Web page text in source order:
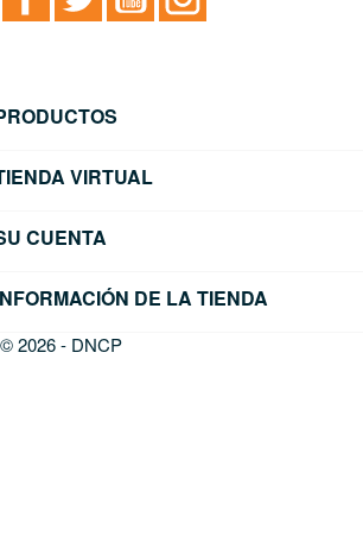
VIRTUAL
CUENTA
DE LA TIENDA
© 2026 - DNCP